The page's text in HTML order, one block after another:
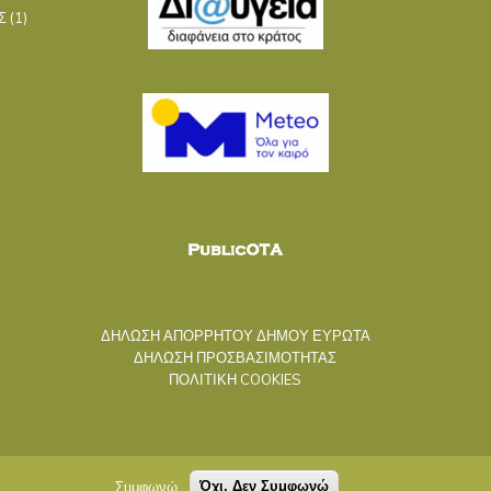
(1)
ΔΗΛΩΣΗ ΑΠΟΡΡΗΤΟΥ ΔΗΜΟΥ ΕΥΡΩΤΑ
ΔΗΛΩΣΗ ΠΡΟΣΒΑΣΙΜΟΤΗΤΑΣ
ΠΟΛΙΤΙΚΗ COOKIES
Συμφωνώ Όχι, Δεν Συμφωνώ